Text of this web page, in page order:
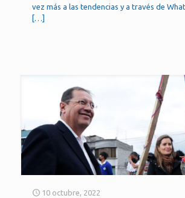
vez más a las tendencias y a través de
[…]
10 octubre, 2022